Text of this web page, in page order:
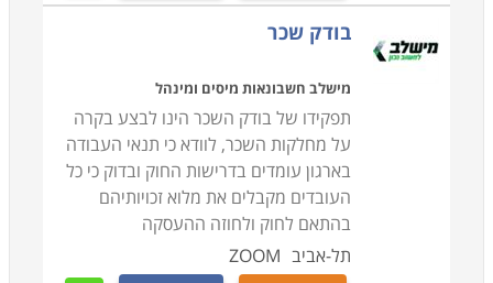
בודק שכר
מישלב חשבונאות מיסים ומינהל
תפקידו של בודק השכר הינו לבצע בקרה
על מחלקות השכר, לוודא כי תנאי העבודה
בארגון עומדים בדרישות החוק ובדוק כי כל
העובדים מקבלים את מלוא זכויותיהם
בהתאם לחוק ולחוזה ההעסקה
תל-אביב ZOOM